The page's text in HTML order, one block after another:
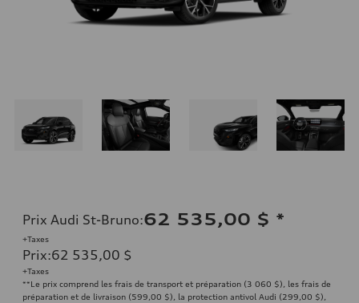
Prix Audi St-Bruno:62 535,00 $ *
+Taxes
Prix:62 535,00 $
+Taxes
**Le prix comprend les frais de transport et préparation (3 060 $), les frais de
préparation et de livraison (599,00 $), la protection antivol Audi (299,00 $),